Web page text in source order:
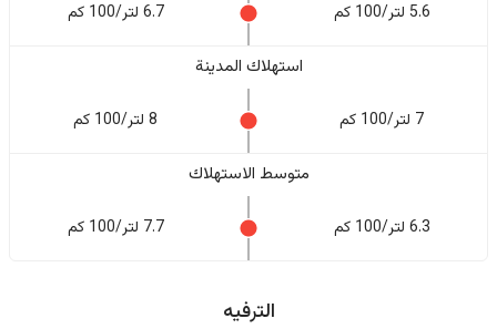
5.6 لتر/100 كم 6.7 لتر/100 كم
استهلاك المدينة
7 لتر/100 كم 8 لتر/100 كم
متوسط الاستهلاك
6.3 لتر/100 كم 7.7 لتر/100 كم
الترفيه